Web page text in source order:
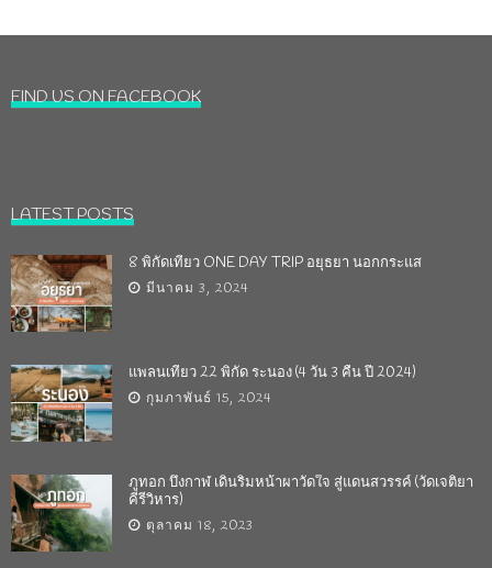
FIND US ON FACEBOOK
LATEST POSTS
8 พิกัดเที่ยว ONE DAY TRIP อยุธยา นอกกระแส
มีนาคม 3, 2024
แพลนเที่ยว 22 พิกัด ระนอง (4 วัน 3 คืน ปี 2024)
กุมภาพันธ์ 15, 2024
ภูทอก บึงกาฬ เดินริมหน้าผาวัดใจ สู่แดนสวรรค์ (วัดเจติยา
คีรีวิหาร)
ตุลาคม 18, 2023